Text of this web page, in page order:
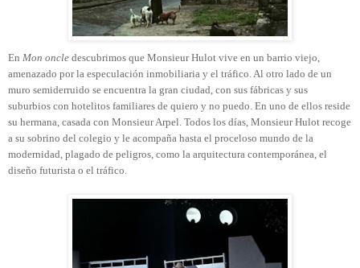
En Mon oncle descubrimos que Monsieur Hulot vive en un barrio viejo,
amenazado por la especulación inmobiliaria y el tráfico. Al otro lado de un
muro semiderruido se encuentra la gran ciudad, con sus fábricas y sus
suburbios con hotelitos familiares de quiero y no puedo. En uno de ellos reside
su hermana, casada con Monsieur Arpel. Todos los días, Monsieur Hulot recoge
a su sobrino del colegio y le acompaña hasta el proceloso mundo de la
modernidad, plagado de peligros, como la arquitectura contemporánea, el
diseño futurista o el tráfico.